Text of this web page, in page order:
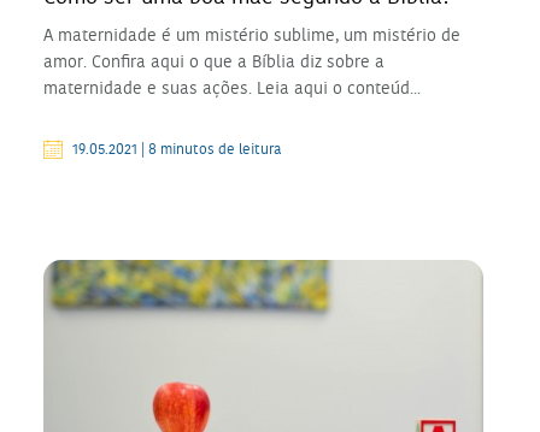
A maternidade é um mistério sublime, um mistério de
amor. Confira aqui o que a Bíblia diz sobre a
maternidade e suas ações. Leia aqui o conteúd...
19.05.2021 | 8 minutos de leitura